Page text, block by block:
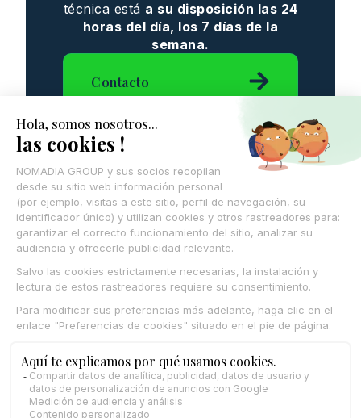
técnica está a su disposición las 24
horas del día, los 7 días de la
semana.
Contacto
Una empresa
impulsada por sus
equipos y su presencia
territorial
Para Maxime Dubois, la principal fortaleza de
Nomadia no reside en sus algoritmos, sino en
La empresa se apoya en equipos
comprometidos, una cultura de innovación
profundamente arraigada y una sólida